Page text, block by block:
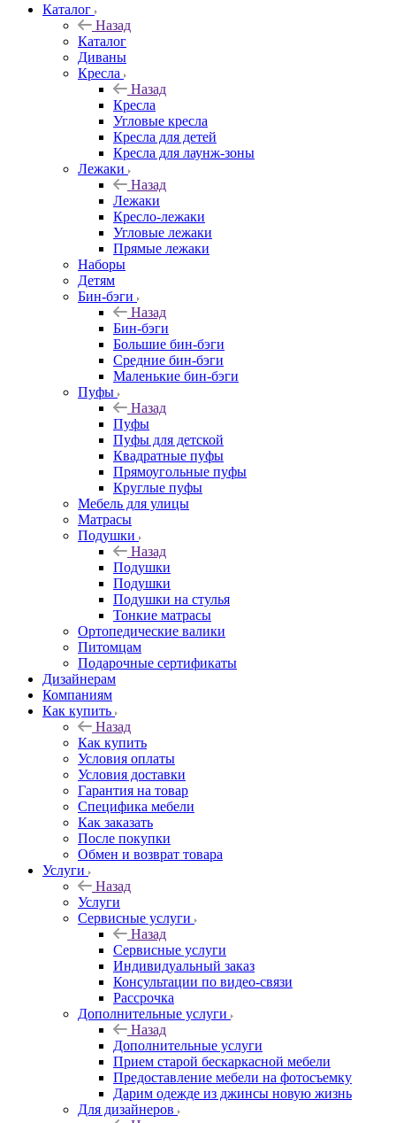
Каталог
Назад
Каталог
Диваны
Кресла
Назад
Кресла
Угловые кресла
Кресла для детей
Кресла для лаунж-зоны
Лежаки
Назад
Лежаки
Кресло-лежаки
Угловые лежаки
Прямые лежаки
Наборы
Детям
Бин-бэги
Назад
Бин-бэги
Большие бин-бэги
Средние бин-бэги
Маленькие бин-бэги
Пуфы
Назад
Пуфы
Пуфы для детской
Квадратные пуфы
Прямоугольные пуфы
Круглые пуфы
Мебель для улицы
Матрасы
Подушки
Назад
Подушки
Подушки
Подушки на стулья
Тонкие матрасы
Ортопедические валики
Питомцам
Подарочные сертификаты
Дизайнерам
Компаниям
Как купить
Назад
Как купить
Условия оплаты
Условия доставки
Гарантия на товар
Специфика мебели
Как заказать
После покупки
Обмен и возврат товара
Услуги
Назад
Услуги
Сервисные услуги
Назад
Сервисные услуги
Индивидуальный заказ
Консультации по видео-связи
Рассрочка
Дополнительные услуги
Назад
Дополнительные услуги
Прием старой бескаркасной мебели
Предоставление мебели на фотосъемку
Дарим одежде из джинсы новую жизнь
Для дизайнеров